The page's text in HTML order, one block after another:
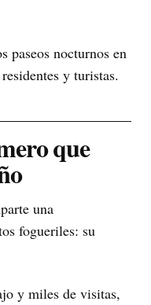
paseos nocturnos en
y turistas.
que
una
fogueriles: su
y miles de visitas,